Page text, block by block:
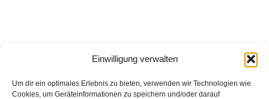
Einwilligung verwalten
Um dir ein optimales Erlebnis zu bieten, verwenden wir Technologien wie
Cookies, um Geräteinformationen zu speichern und/oder darauf